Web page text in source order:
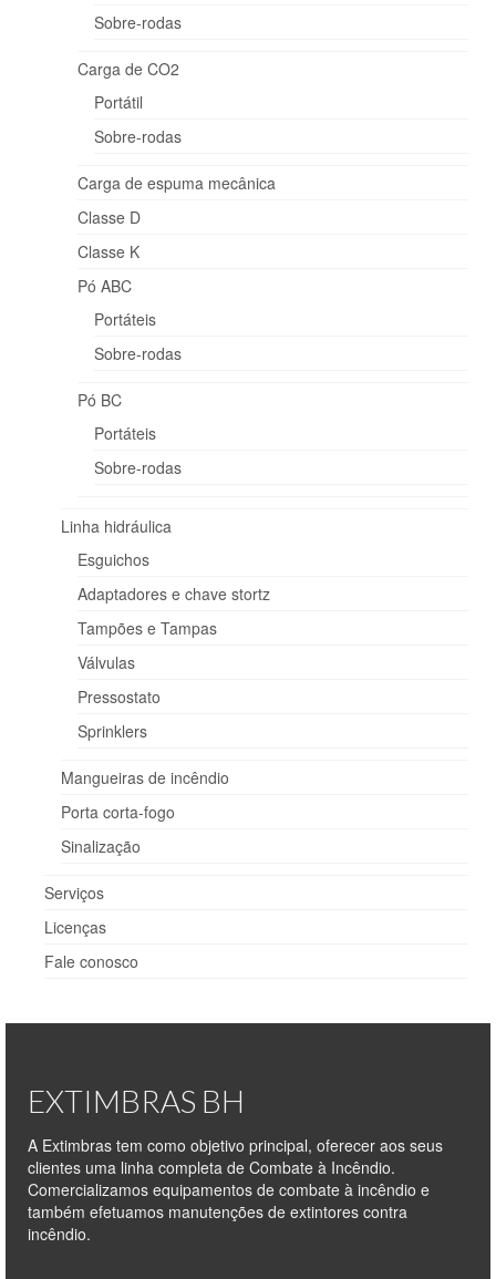
Sobre-rodas
Carga de CO2
Portátil
Sobre-rodas
Carga de espuma mecânica
Classe D
Classe K
Pó ABC
Portáteis
Sobre-rodas
Pó BC
Portáteis
Sobre-rodas
Linha hidráulica
Esguichos
Adaptadores e chave stortz
Tampões e Tampas
Válvulas
Pressostato
Sprinklers
Mangueiras de incêndio
Porta corta-fogo
Sinalização
Serviços
Licenças
Fale conosco
EXTIMBRAS BH
A Extimbras tem como objetivo principal, oferecer aos seus
clientes uma linha completa de Combate à Incêndio.
Comercializamos equipamentos de combate à incêndio e
também efetuamos manutenções de extintores contra
incêndio.